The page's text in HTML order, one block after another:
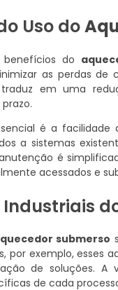
Uso do
do
as perdas
em uma
é a facilidade
a sistemas
é
acessados e
submerso
por exemplo, esses
de soluções. A
de cada